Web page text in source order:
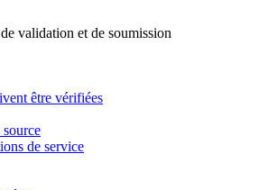
validation et de soumission
être vérifiées
source
de service